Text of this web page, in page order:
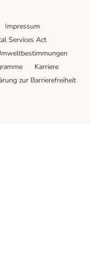
Impressum
Services Act
Karriere
zur Barrierefreiheit